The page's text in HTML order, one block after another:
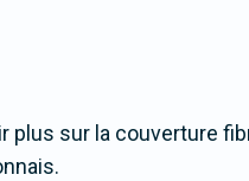
plus sur la couverture